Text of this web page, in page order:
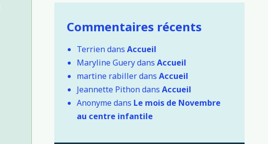
Commentaires récents
TerriendansAccueil
Maryline GuerydansAccueil
martine rabillerdansAccueil
Jeannette PithondansAccueil
Anonyme dans Le mois de Novembre
au centre infantile